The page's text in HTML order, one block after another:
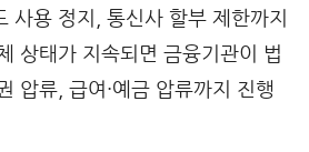
사용 정지, 통신사 할부 제한까지
상태가 지속되면 금융기관이 법
압류, 급여·예금 압류까지 진행